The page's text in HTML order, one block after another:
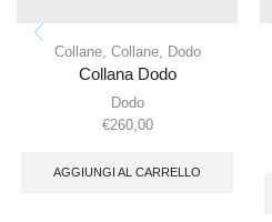
Collane, Collane, Dodo
Collana Dodo
Dodo
€260,00
AGGIUNGI AL CARRELLO